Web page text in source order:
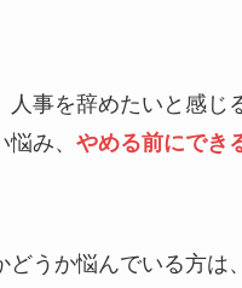
人事を辞めたいと感じ
み、 やめる前にでき
どうか悩んでいる方は